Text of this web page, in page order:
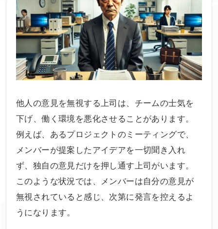
他人の意見を無視する上司は、チームの士気を
下げ、働く環境を悪化させることがあります。
例えば、あるプロジェクトのミーティングで、
メンバーが提案したアイデアを一切聞き入れ
ず、独自の意見だけを押し通す上司がいます。
このような状況では、メンバーは自分の意見が
無視されていると感じ、次第に発言を控えるよ
うになります。